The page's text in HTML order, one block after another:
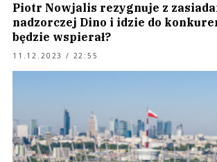
Piotr Nowjalis rezygnuje z
nadzorczej Dino i idzie do
będzie wspierał?
11.12.2023 / 22:55